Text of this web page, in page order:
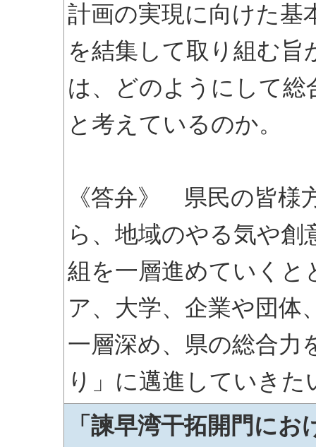
計画の実現に向けた基
を結集して取り組む旨
は、どのようにして総
と考えているのか。
《答弁》 県民の皆様
ら、地域のやる気や創
組を一層進めていくと
ア、大学、企業や団体
一層深め、県の総合力
り」に邁進していきた
「諫早湾干拓開門に